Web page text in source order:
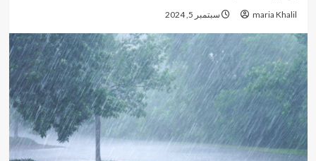
maria Khalil سبتمبر 5, 2024